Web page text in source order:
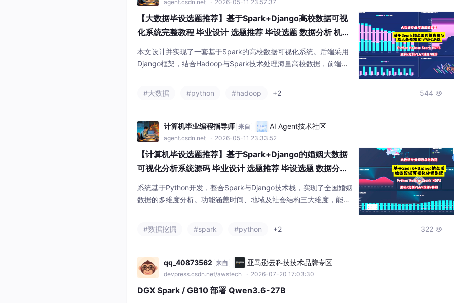
agent.csdn.net · 2026-05-11 23:57:37
【大数据毕设选题推荐】基于Spark+Django高校数据可视
化系统完整教程 毕业设计 选题推荐 毕设选题 数据分析 机器
学习 数据挖掘
本文设计并实现了一套基于Spark的高校数据可视化系统。后端采用
Django框架，结合Hadoop与Spark技术处理海量高校数据，前端利
资源对比、主管单位特色分析及特定领域院校专题分析等功能，有效
解决了传统数据展示不直观的问题，为高等教育研究提供了数据支
#大数据 #python #hadoop +2 544 
计算机毕业编程指导师 来自 AI Agent技术社区
agent.csdn.net · 2026-05-11 23:33:52
【计算机毕设选题推荐】基于Spark+Django的婚姻大数据
可视化分析系统源码 毕业设计 选题推荐 毕设选题 数据分析
机器学习 数据挖掘
系统基于Python开发，整合Spark与Django技术栈，实现了全国婚姻
数据的多维度分析。功能涵盖时间、地域及社会结构三大维度，能够
通过Echarts可视化组件，将分析结果以折线图、热力图等形式呈
现，为研究人口与社会发展关系提供了直观的数据支持，展示了大数
#数据挖掘 #spark #python +2 322 
qq_40873562 来自 亚马逊云科技技术品牌专区
devpress.csdn.net/awstech · 2026-07-20 17:03:30
DGX Spark / GB10 部署 Qwen3.6-27B